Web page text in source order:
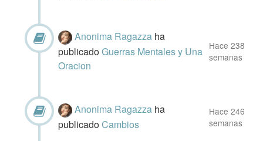
Anonima Ragazza ha
publicadoGuerras Mentales y Una
Oracion
Hace 238
semanas
Anonima Ragazza ha
publicadoCambios
Hace 246
semanas